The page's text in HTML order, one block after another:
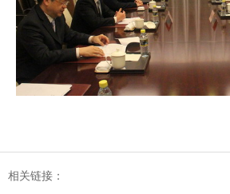
相关链接：